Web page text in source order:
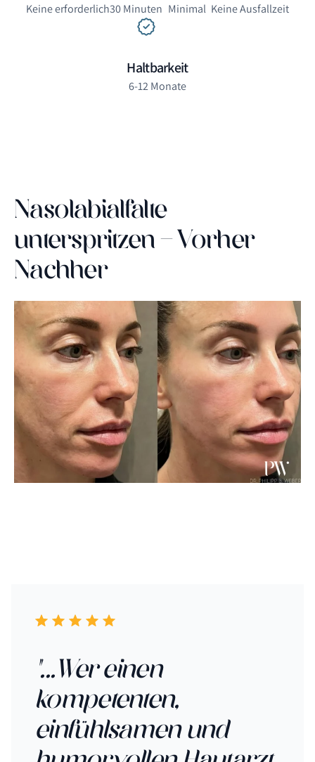
Keine erforderlich30 Minuten Minimal Keine Ausfallzeit
Haltbarkeit
6-12 Monate
Nasolabialfalte
unterspritzen - Vorher
Nachher
"...Wer einen
kompetenten,
einfühlsamen und